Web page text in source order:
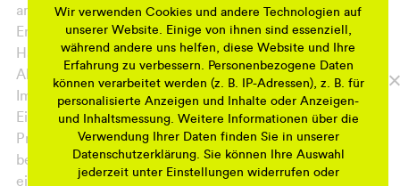
am Standort sowie die nachhaltige und langfristige
Entwicklung des Zentrums erfordern kooperatives
Handeln. In enger Zusammenarbeit mit ansässigen
Akteurinnen und Akteuren – wie Gewerbetreibenden,
Immobilieneigentümerinnen und -eigentümern,
Einrichtungen, Vereinen und Initiativen – soll eine
Profilierung des Standorts sowie eine Vermarktung der
bestehenden Angebote eingeleitet werden. Dabei ist es
eine zentrale Aufgabe des GSM verschiedene
Wir verwenden Cookies und andere Technologien auf
unserer Website. Einige von ihnen sind essenziell,
während andere uns helfen, diese Website und Ihre
Erfahrung zu verbessern. Personenbezogene Daten
können verarbeitet werden (z. B. IP-Adressen), z. B. für
personalisierte Anzeigen und Inhalte oder Anzeigen-
und Inhaltsmessung. Weitere Informationen über die
Verwendung Ihrer Daten finden Sie in unserer
Datenschutzerklärung. Sie können Ihre Auswahl
jederzeit unter Einstellungen widerrufen oder